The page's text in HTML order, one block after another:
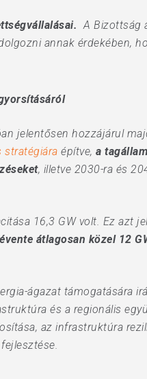
A Bizottság
annak érdekében,
jelentősen hozzájárul
stratégiára építve, a
, illetve 2030-ra és
16,3 GW volt. Ez azt
évente átlagosan közel 12
ágazat támogatására
és a regionális
az infrastruktúra